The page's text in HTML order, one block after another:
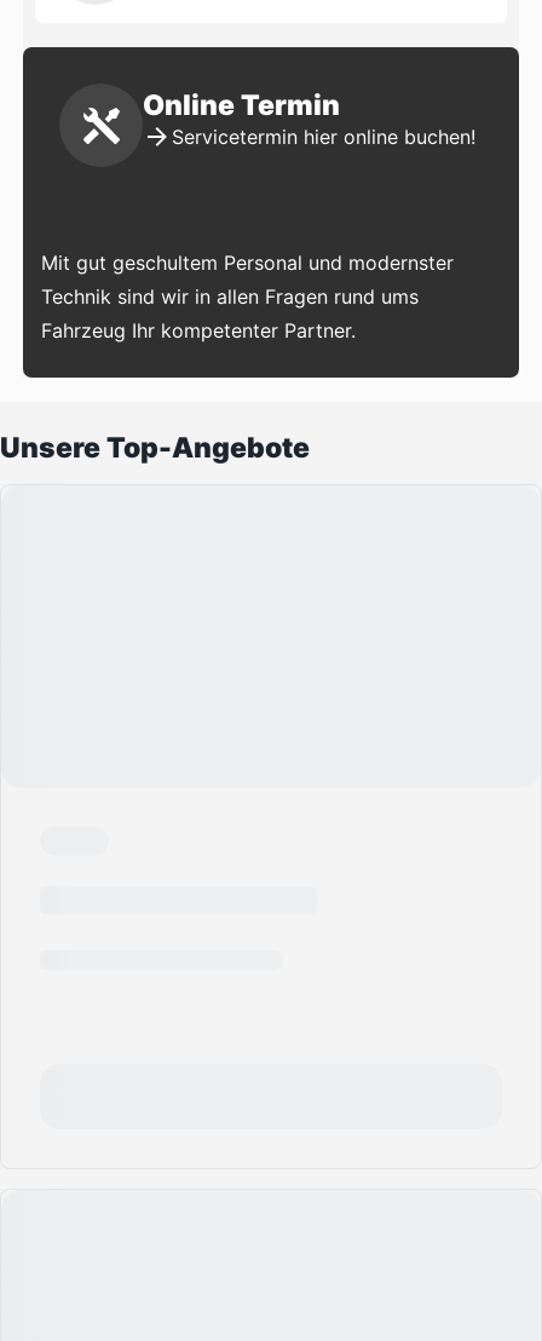
Online Termin
Servicetermin hier online buchen!
Mit gut geschultem Personal und modernster
Technik sind wir in allen Fragen rund ums
Fahrzeug Ihr kompetenter Partner.
Unsere Top-Angebote